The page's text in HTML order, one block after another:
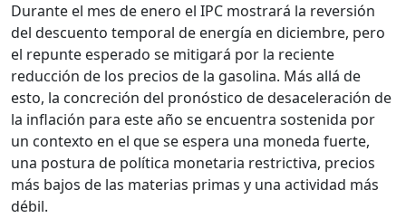
Durante el mes de enero el IPC mostrará la reversión
del descuento temporal de energía en diciembre, pero
el repunte esperado se mitigará por la reciente
reducción de los precios de la gasolina. Más allá de
esto, la concreción del pronóstico de desaceleración de
la inflación para este año se encuentra sostenida por
un contexto en el que se espera una moneda fuerte,
una postura de política monetaria restrictiva, precios
más bajos de las materias primas y una actividad más
débil.